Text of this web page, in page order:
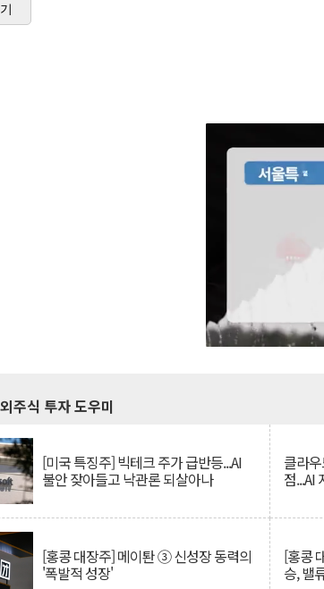
주식 투자 도우미
[미국 특징주] 빅테크 주가 급반등...AI
불안 잦아들고 낙관론 되살아나
클라
점...AI
[홍콩 대장주] 메이퇀 ③ 신성장 동력의
'폭발적 성장'
[홍콩
승, 밸